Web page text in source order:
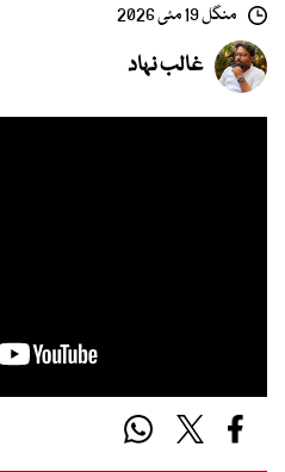
منگل 19 مئی 2026
غالب نہاد